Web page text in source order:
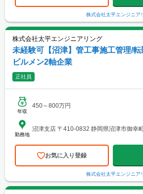
株式会社太平エンジニア
株式会社太平エンジニアリング
未経験可【沼津】管工事施工管理/
ビルメン2軸企業
正社員
年収
450～800万円
勤務地
沼津支店 〒410-0832 静岡県沼津市御幸
お気に入り登録
株式会社太平エンジニア